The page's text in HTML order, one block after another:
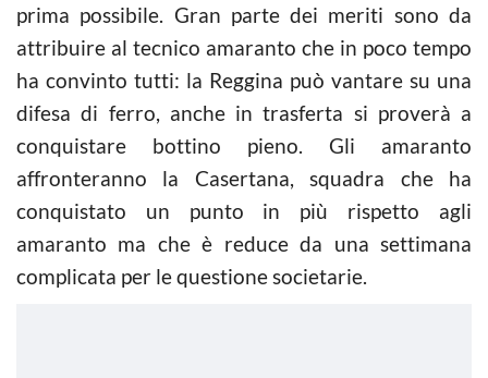
prima possibile. Gran parte dei meriti sono da
attribuire al tecnico amaranto che in poco tempo
ha convinto tutti: la Reggina può vantare su una
difesa di ferro, anche in trasferta si proverà a
conquistare bottino pieno. Gli amaranto
affronteranno la Casertana, squadra che ha
conquistato un punto in più rispetto agli
amaranto ma che è reduce da una settimana
complicata per le questione societarie.